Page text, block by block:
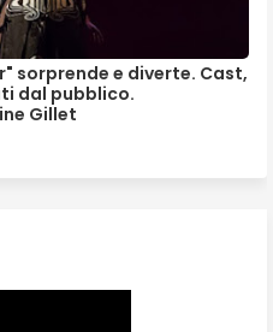
sorprende e diverte. Cast,
dal pubblico.
Gillet